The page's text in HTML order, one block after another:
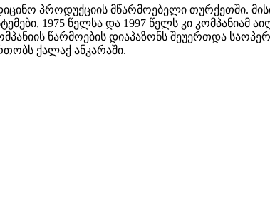
პროდუქციის მწარმოებელი თურქეთში.
1975 წელსა და 1997 წელს კი კომპანიამ
წარმოების დიაპაზონს შეუერთდა
ქალაქ ანკარაში.